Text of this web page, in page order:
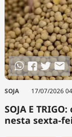
SOJA 17/07/2026
SOJA E
nesta sexta-